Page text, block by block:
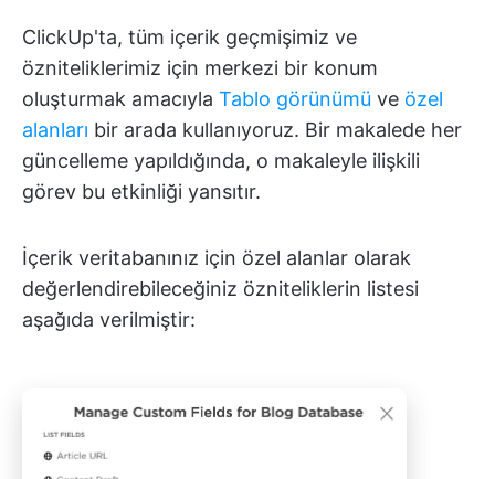
ClickUp'ta, tüm içerik geçmişimiz ve
özniteliklerimiz için merkezi bir konum
oluşturmak amacıyla Tablo görünümü ve özel
alanları bir arada kullanıyoruz. Bir makalede her
güncelleme yapıldığında, o makaleyle ilişkili
görev bu etkinliği yansıtır.
İçerik veritabanınız için özel alanlar olarak
değerlendirebileceğiniz özniteliklerin listesi
aşağıda verilmiştir: